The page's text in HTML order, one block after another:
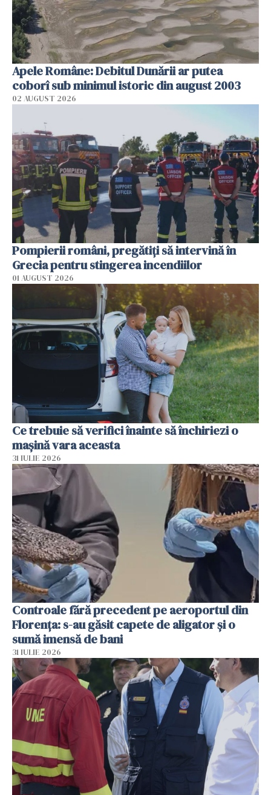
Apele Române: Debitul Dunării ar putea
coborî sub minimul istoric din august 2003
02 AUGUST 2026
Pompierii români, pregătiţi să intervină în
Grecia pentru stingerea incendiilor
01 AUGUST 2026
Ce trebuie să verifici înainte să închiriezi o
mașină vara aceasta
31 IULIE 2026
Controale fără precedent pe aeroportul din
Florența: s-au găsit capete de aligator și o
sumă imensă de bani
31 IULIE 2026